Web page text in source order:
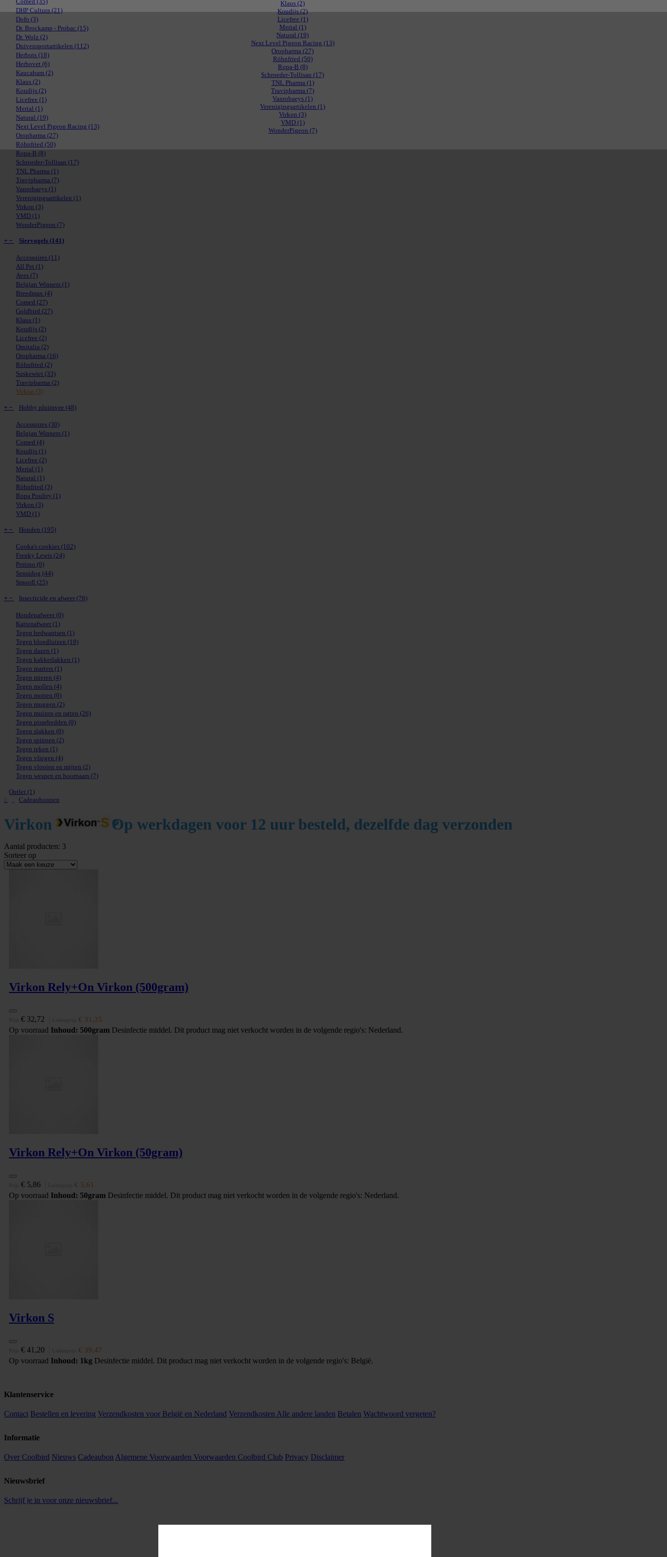
Klaus(2)
Koudijs(2)
Licefree (1)
Merial (1)
Natural(19)
Next Level Pigeon Racing (13)
Oropharma(27)
Röhnfried (50)
Ropa-B (8)
Schroeder-Tollisan(17)
TNL Pharma (1)
Travipharma(7)
Vanrobaeys(1)
Verenigingsartikelen(1)
Virkon(3)
VMD (1)
WonderPigeon (7)
DHP Cultura(21)
Dofo (3)
Dr. Brockamp - Probac (15)
Dr. Wolz (2)
Duivensportartikelen (112)
Herbots (18)
Herbovet (6)
Kaucabam (2)
Klaus (2)
Koudijs (2)
Licefree (1)
Merial (1)
Natural (19)
Next Level Pigeon Racing (13)
Oropharma (27)
Röhnfried (50)
Ropa-B (8)
Schroeder-Tollisan (17)
TNL Pharma (1)
Travipharma (7)
Vanrobaeys (1)
Verenigingsartikelen (1)
Virkon (3)
VMD (1)
WonderPigeon (7)
+ − Siervogels (141)
Accessoires (11)
All Pet (1)
Aves (7)
Belgian Winners (1)
Breedmax (4)
Comed (27)
Goldbird (27)
Klaus (1)
Koudijs (2)
Licefree (2)
Ornitalia (2)
Oropharma (16)
Röhnfried (2)
Suskewiet (33)
Travipharma (2)
Virkon (3)
+ − Hobby pluimvee (48)
Accessoires (30)
Belgian Winners (1)
Comed (4)
Koudijs (1)
Licefree (2)
Merial (1)
Natural (1)
Röhnfried (3)
Ropa Poultry (1)
Virkon (3)
VMD (1)
+ − Honden (195)
Cooka's cookies (102)
Frenky Lewis (24)
Pettino (0)
Sensidog (44)
Smoofl (25)
+ − Insecticide en afweer (76)
Hondenafweer (0)
Kattenafweer (1)
Tegen bedwantsen (1)
Tegen bloedluizen (19)
Tegen dazen (1)
Tegen kakkerlakken (1)
Tegen marters (1)
Tegen mieren (4)
Tegen mollen (4)
Tegen motten (0)
Tegen muggen (2)
Tegen muizen en ratten (26)
Tegen pissebedden (0)
Tegen slakken (0)
Tegen spinnen (2)
Tegen teken (1)
Tegen vliegen (4)
Tegen vlooien en mijten (2)
Tegen wespen en hoornaars (7)
Outlet (1)
Cadeaubonnen
Virkon Op werkdagen voor 12 uur besteld, dezelfde dag verzonden
Aantal producten: 3
Sorteer op
Virkon Rely+On Virkon (500gram)
€ 32,72 € 31,35
Op voorraad Inhoud: 500gram Desinfectie middel. Dit product mag niet verkocht worden in de volgende regio's: Nederland.
Virkon Rely+On Virkon (50gram)
€ 5,86 € 5,61
Op voorraad Inhoud: 50gram Desinfectie middel. Dit product mag niet verkocht worden in de volgende regio's: Nederland.
Virkon S
€ 41,20 € 39,47
Op voorraad Inhoud: 1kg Desinfectie middel. Dit product mag niet verkocht worden in de volgende regio's: België.
Klantenservice
Contact Bestellen en levering Verzendkosten voor België en Nederland Verzendkosten Alle andere landen Betalen Wachtwoord vergeten?
Informatie
Over Coolbird Nieuws Cadeaubon Algemene Voorwaarden Voorwaarden Coolbird Club Privacy Disclaimer
Nieuwsbrief
Schrijf je in voor onze nieuwsbrief...